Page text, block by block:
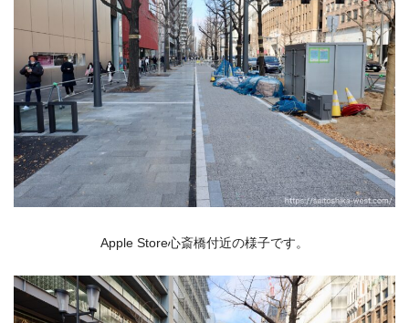
Apple Store心斎橋付近の様子です。